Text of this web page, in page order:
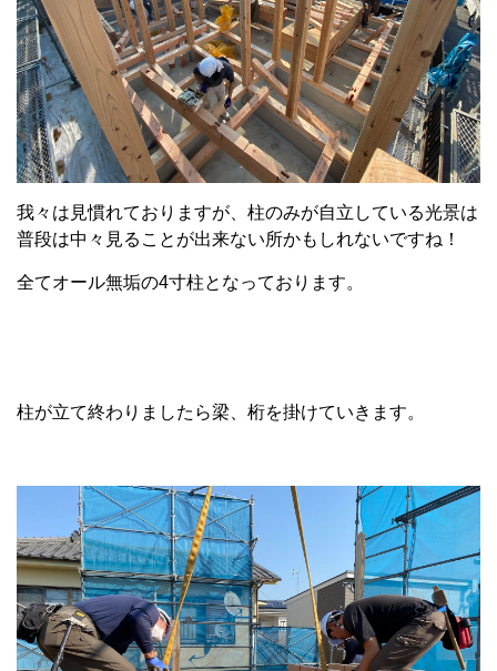
我々は見慣れておりますが、柱のみが自立している光景は
普段は中々見ることが出来ない所かもしれないですね！
全てオール無垢の4寸柱となっております。
柱が立て終わりましたら梁、桁を掛けていきます。